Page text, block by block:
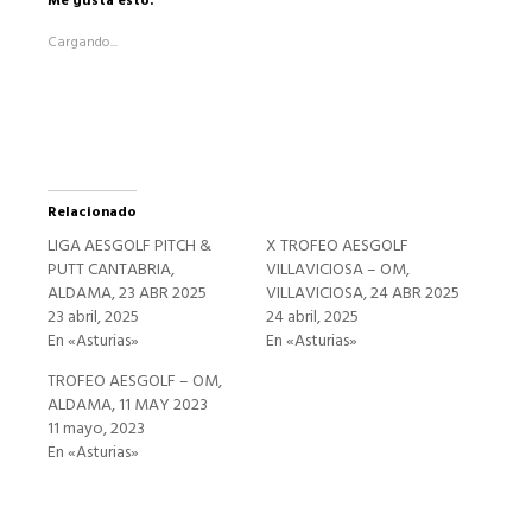
en
Cargando...
Relacionado
LIGA AESGOLF PITCH &
PUTT CANTABRIA,
ALDAMA, 23 ABR 2025
23 abril, 2025
En «Asturias»
X TROFEO AESGOLF
VILLAVICIOSA – OM,
VILLAVICIOSA, 24 ABR 2025
24 abril, 2025
En «Asturias»
TROFEO AESGOLF – OM,
ALDAMA, 11 MAY 2023
11 mayo, 2023
En «Asturias»